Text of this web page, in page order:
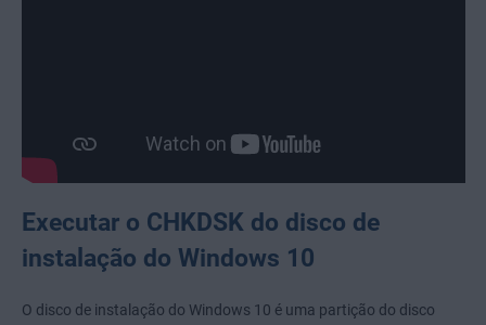
Executar o CHKDSK do disco de
instalação do Windows 10
O disco de instalação do Windows 10 é uma partição do disco